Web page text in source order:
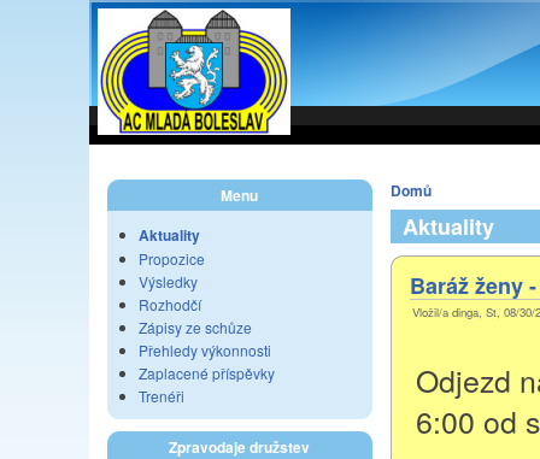
Menu
Aktuality
Propozice
Výsledky
Rozhodčí
Zápisy ze schůze
Přehledy výkonnosti
Zaplacené příspěvky
Trenéři
Zpravodaje družstev
Domů
Aktuality
Baráž ženy
Vložil/a dinga, St, 08/30/
Odjezd
6:00 od